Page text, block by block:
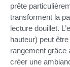
prête
transforment la
lecture douillet.
hauteur) peut
rangement grâce
créer une